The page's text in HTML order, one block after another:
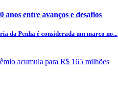
entre avanços e desafios
da Penha é considerada um marco no...